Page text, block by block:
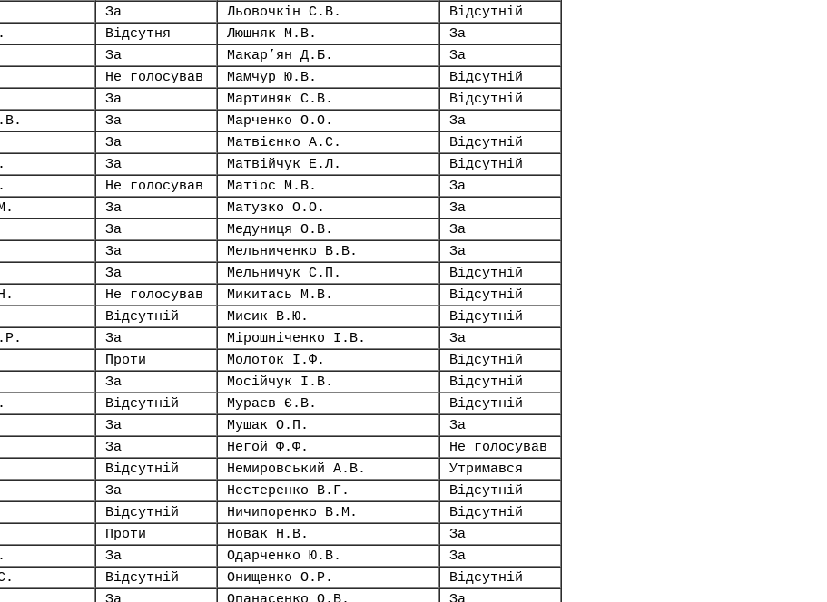
За Льовочкін С.В.
Відсутній
Відсутня Люшняк М.В.
За
За Макар’ян Д.Б.
За
Не голосував Мамчур Ю.В.
Відсутній
За Мартиняк С.В.
Відсутній
За Марченко О.О.
За
За Матвієнко А.С.
Відсутній
За Матвійчук Е.Л.
Відсутній
Не голосував Матіос М.В.
За
За Матузко О.О.
За
За Медуниця О.В.
За
За Мельниченко В.В.
За
За Мельничук С.П.
Відсутній
Не голосував Микитась М.В.
Відсутній
Відсутній Мисик В.Ю.
Відсутній
За Мірошніченко І.В.
За
Проти Молоток І.Ф.
Відсутній
За Мосійчук І.В.
Відсутній
Відсутній Мураєв Є.В.
Відсутній
За Мушак О.П.
За
За Негой Ф.Ф.
Не голосував
Відсутній Немировський А.В.
Утримався
За Нестеренко В.Г.
Відсутній
Відсутній Ничипоренко В.М.
Відсутній
Проти Новак Н.В.
За
За Одарченко Ю.В.
За
Відсутній Онищенко О.Р.
Відсутній